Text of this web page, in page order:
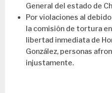
General del estado de
Por violaciones al
la comisión de tortura
libertad inmediata de
González, personas
injustamente.